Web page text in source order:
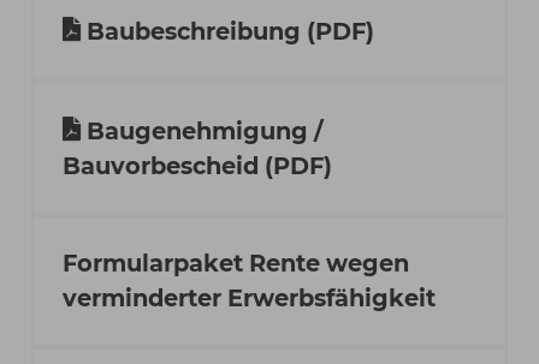
Baubeschreibung (PDF)
Baugenehmigung /
Bauvorbescheid (PDF)
Formularpaket Rente wegen
verminderter Erwerbsfähigkeit